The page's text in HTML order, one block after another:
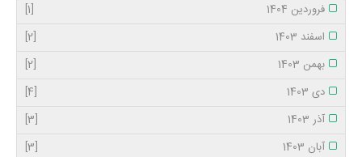
فروردین 1404
[1]
اسفند 1403
[2]
بهمن 1403
[2]
دی 1403
[4]
آذر 1403
[3]
آبان 1403
[3]